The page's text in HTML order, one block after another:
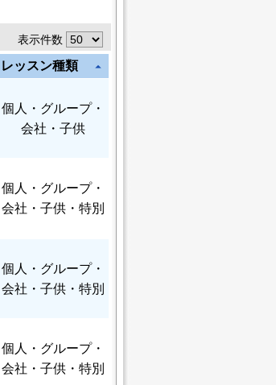
表示件数
レッスン種類 arrow_drop_up
個人
・グループ・
会社・子供
個人
・グループ・
会社・子供・特別
個人
・グループ・
会社・子供・特別
個人
・グループ・
会社・子供・特別